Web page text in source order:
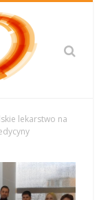
lekarstwo na